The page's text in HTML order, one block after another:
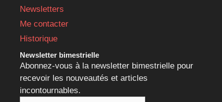
Newsletters
Me contacter
Historique
Newsletter bimestrielle
Abonnez-vous à la newsletter bimestrielle pour
recevoir les nouveautés et articles
incontournables.